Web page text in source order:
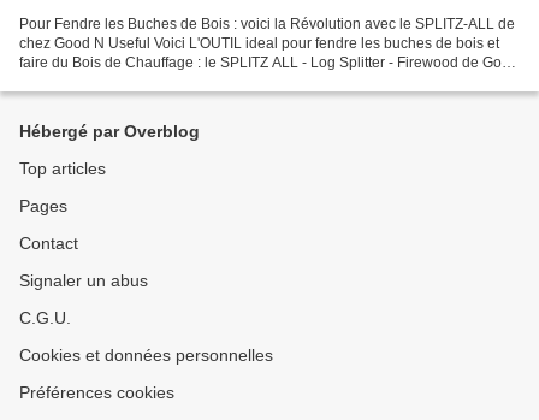
Pour Fendre les Buches de Bois : voici la Révolution avec le SPLITZ-ALL de
chez Good N Useful Voici L'OUTIL ideal pour fendre les buches de bois et
faire du Bois de Chauffage : le SPLITZ ALL - Log Splitter - Firewood de Good
Hébergé par Overblog
Top articles
Pages
Contact
Signaler un abus
C.G.U.
Cookies et données personnelles
Préférences cookies